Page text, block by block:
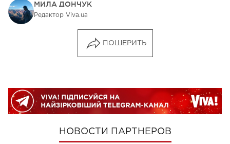
МИЛА ДОНЧУК
Редактор Viva.ua
ПОШЕРИТЬ
НОВОСТИ ПАРТНЕРОВ